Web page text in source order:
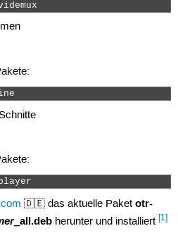
🇩🇪 das aktuelle Paket otr-
_all.debherunter und installiert [1]